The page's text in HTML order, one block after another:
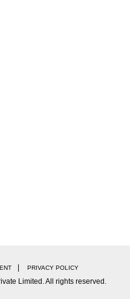
PRIVACY POLICY
Limited. All rights reserved.